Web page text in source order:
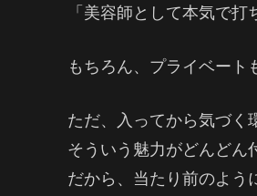
「美容師として本気で打
もちろん、プライベート
ただ、入ってから気づく
そういう魅力がどんどん
だから、当たり前のよう